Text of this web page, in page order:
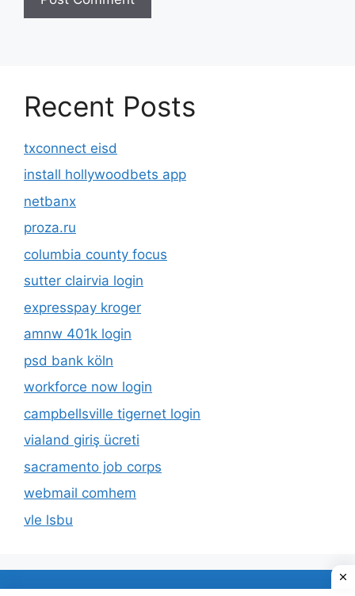
Recent Posts
txconnect eisd
install hollywoodbets app
netbanx
proza.ru
columbia county focus
sutter clairvia login
expresspay kroger
amnw 401k login
psd bank köln
workforce now login
campbellsville tigernet login
vialand giriş ücreti
sacramento job corps
webmail comhem
vle lsbu